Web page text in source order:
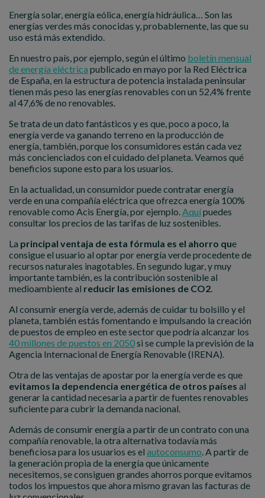
Energía solar, energía eólica, energía hidráulica… Son las
energías verdes más conocidas y, probablemente, las que su
uso está más extendido.
En nuestro país, por ejemplo, según el último boletín mensual
de energía eléctrica publicado en mayo por la Red Eléctrica
de España, en la estructura de potencia instalada peninsular
tienen más peso las energías renovables con un 52,4% frente
al 47,6% de no renovables.
Se trata de un dato fantásticos y es que, poco a poco, la
energía verde va ganando terreno en la producción de
energía, también, porque los consumidores están cada vez
más concienciados con el cuidado del planeta. Veamos qué
beneficios supone esto para los usuarios.
En la actualidad, un consumidor puede contratar energía
verde en una compañía eléctrica que ofrezca energía 100%
renovable como Acis Energía, por ejemplo. Aquípuedes
consultar los precios de las tarifas de luz sostenibles.
La principal ventaja de esta fórmula es el ahorro que
consigue el usuario al optar por energía verde procedente de
recursos naturales inagotables. En segundo lugar, y muy
importante también, es la contribución sostenible al
medioambiente al reducir las emisiones de CO2
Al consumir energía verde, además de cuidar tu bolsillo y el
planeta, también estás fomentando e impulsando la creación
de puestos de empleo en este sector que podría alcanzar los
40 millones de puestos en 2050si se cumple la previsión de la
Agencia Internacional de Energía Renovable (IRENA).
Otra de las ventajas de apostar por la energía verde es que
evitamos la dependencia energética de otros países al
generar la cantidad necesaria a partir de fuentes renovables
suficiente para cubrir la demanda nacional.
Además de consumir energía a partir de un contrato con una
compañía renovable, la otra alternativa todavía más
beneficiosa para los usuarios es el autoconsumo . A partir de
la generación propia de la energía que únicamente
necesitemos, se consiguen grandes ahorros porque evitamos
todos los impuestos que ahora mismo gravan las facturas de